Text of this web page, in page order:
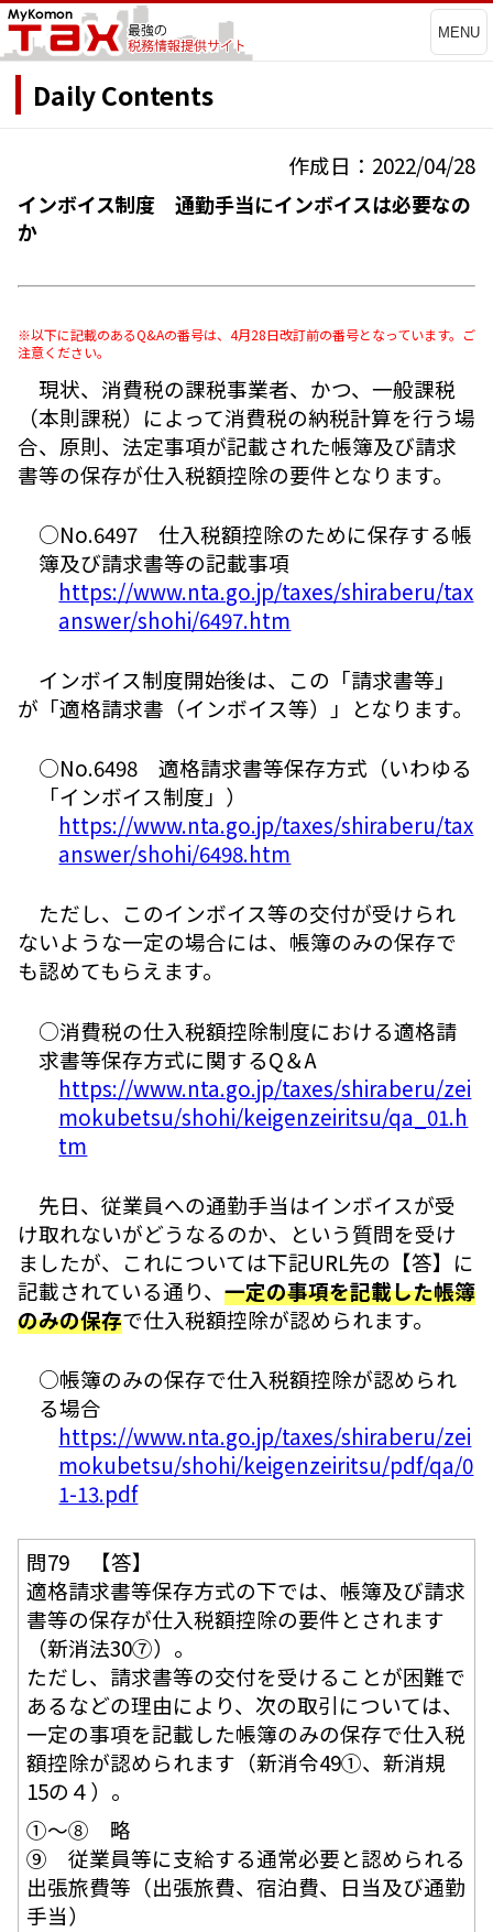
MENU
Daily Contents
作成日：2022/04/28
インボイス制度 通勤手当にインボイスは必要なの
か
※以下に記載のあるQ&Aの番号は、4月28日改訂前の番号となっています。ご
注意ください。
現状、消費税の課税事業者、かつ、一般課税
（本則課税）によって消費税の納税計算を行う場
合、原則、法定事項が記載された帳簿及び請求
書等の保存が仕入税額控除の要件となります。
○No.6497 仕入税額控除のために保存する帳
簿及び請求書等の記載事項
https://www.nta.go.jp/taxes/shiraberu/tax
answer/shohi/6497.htm
インボイス制度開始後は、この「請求書等」
が「適格請求書（インボイス等）」となります。
○No.6498 適格請求書等保存方式（いわゆる
「インボイス制度」）
https://www.nta.go.jp/taxes/shiraberu/tax
answer/shohi/6498.htm
ただし、このインボイス等の交付が受けられ
ないような一定の場合には、帳簿のみの保存で
も認めてもらえます。
○消費税の仕入税額控除制度における適格請
求書等保存方式に関するQ＆A
https://www.nta.go.jp/taxes/shiraberu/zei
mokubetsu/shohi/keigenzeiritsu/qa_01.h
tm
先日、従業員への通勤手当はインボイスが受
け取れないがどうなるのか、という質問を受け
ましたが、これについては下記URL先の【答】に
記載されている通り、 一定の事項を記載した帳簿
のみの保存で仕入税額控除が認められます。
○帳簿のみの保存で仕入税額控除が認められ
る場合
https://www.nta.go.jp/taxes/shiraberu/zei
mokubetsu/shohi/keigenzeiritsu/pdf/qa/0
1-13.pdf
問79 【答】
適格請求書等保存方式の下では、帳簿及び請求
書等の保存が仕入税額控除の要件とされます
（新消法30⑦）。
ただし、請求書等の交付を受けることが困難で
あるなどの理由により、次の取引については、
一定の事項を記載した帳簿のみの保存で仕入税
額控除が認められます（新消令49①、新消規
15の４）。
①～⑧ 略
⑨ 従業員等に支給する通常必要と認められる
出張旅費等（出張旅費、宿泊費、日当及び通勤
手当）